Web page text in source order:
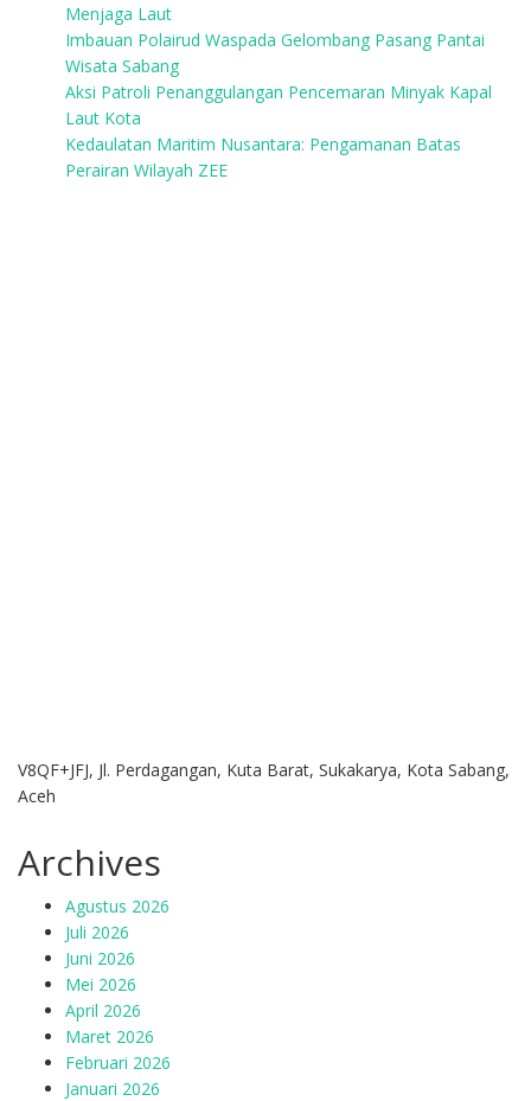
Menjaga Laut
Imbauan Polairud Waspada Gelombang Pasang Pantai
Wisata Sabang
Aksi Patroli Penanggulangan Pencemaran Minyak Kapal
Laut Kota
Kedaulatan Maritim Nusantara: Pengamanan Batas
Perairan Wilayah ZEE
V8QF+JFJ, Jl. Perdagangan, Kuta Barat, Sukakarya, Kota Sabang,
Aceh
Archives
Agustus 2026
Juli 2026
Juni 2026
Mei 2026
April 2026
Maret 2026
Februari 2026
Januari 2026